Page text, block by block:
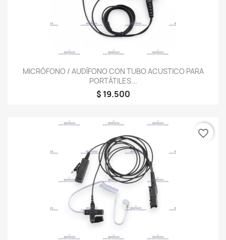
MICRÓFONO / AUDÍFONO CON TUBO ACUSTICO PARA
PORTÁTILES...
$ 19.500
favorite_border